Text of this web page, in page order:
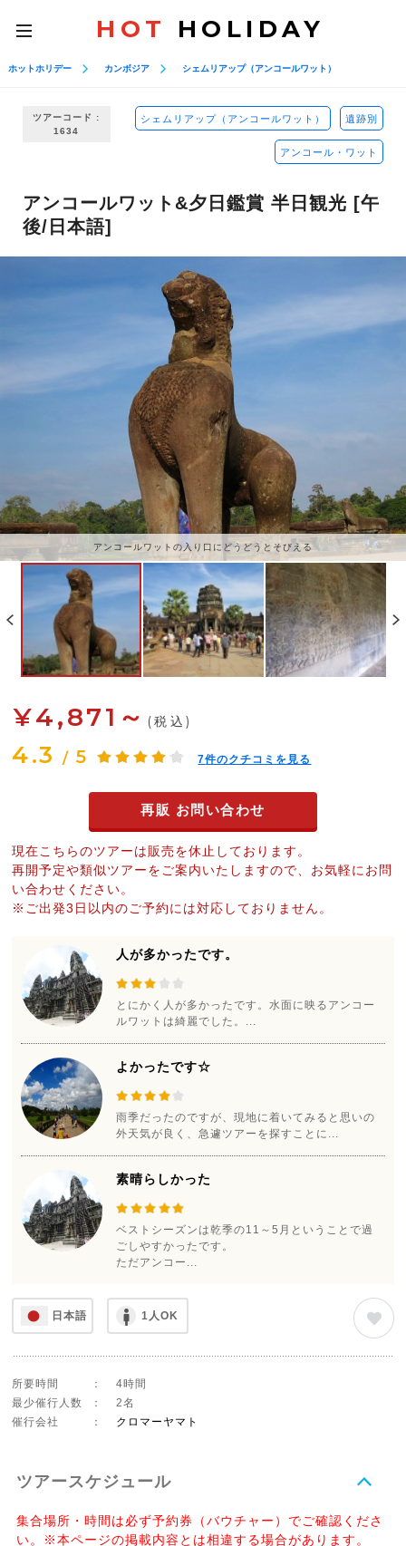
toggle
navigation
HOT HOLIDAY
ホットホリデー カンボジア シェムリアップ（アンコールワット）
ツアーコード :
1634
シェムリアップ（アンコールワット） 遺跡別
アンコール・ワット
アンコールワット&夕日鑑賞 半日観光 [午
後/日本語]
アンコールワットの入り口にどうどうとそびえる
¥4,871～ (税込)
4.3 / 5 7件のクチコミを見る
再販 お問い合わせ
現在こちらのツアーは販売を休止しております。
再開予定や類似ツアーをご案内いたしますので、お気軽にお問
い合わせください。
※ご出発3日以内のご予約には対応しておりません。
人が多かったです。
とにかく人が多かったです。水面に映るアンコー
ルワットは綺麗でした。...
よかったです☆
雨季だったのですが、現地に着いてみると思いの
外天気が良く、急遽ツアーを探すことに...
素晴らしかった
ベストシーズンは乾季の11～5月ということで過
ごしやすかったです。
ただアンコー...
日本語 1人OK
所要時間 ：
4時間
最少催行人数
：
2名
催行会社
： クロマーヤマト
ツアースケジュール
集合場所・時間は必ず予約券（バウチャー）でご確認くださ
い。※本ページの掲載内容とは相違する場合があります。